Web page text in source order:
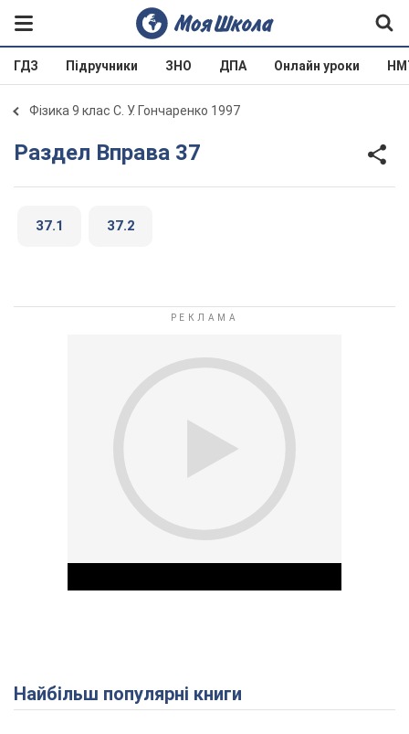
ГДЗ Підручники ЗНО ДПА Онлайн уроки
Фізика 9 клас С. У. Гончаренко 1997
Раздел Вправа 37
37.1 37.2
Play Video
Найбільш популярні книги